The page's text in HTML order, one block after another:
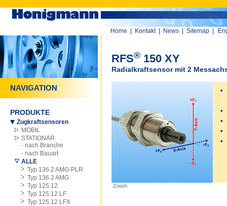
Home Kontakt News Sitemap
NAVIGATION
PRODUKTE
Zugkraftsensoren
MOBIL
STATIONÄR
- nach Branche
- nach Bauart
ALLE
Typ 136.2 AMG-PLR
Typ 136.2 AMG
Typ 125.12
Typ 125.12 LF
Typ 125.12 LFX
RFS® 150 XY
Radialkraftsensor mit 2
•
•
•
•
•
Zoom